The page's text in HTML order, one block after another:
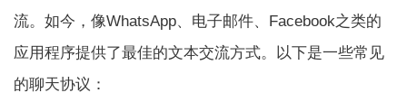
流。如今，像WhatsApp、电子邮件、Facebook之类的
应用程序提供了最佳的文本交流方式。以下是一些常见
的聊天协议：